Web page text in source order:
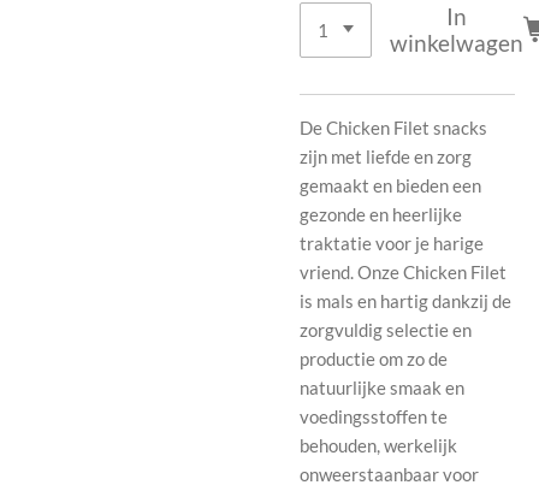
In
winkelwagen
De Chicken Filet snacks
zijn met liefde en zorg
gemaakt en bieden een
gezonde en heerlijke
traktatie voor je harige
vriend. Onze Chicken Filet
is mals en hartig dankzij de
zorgvuldig selectie en
productie om zo de
natuurlijke smaak en
voedingsstoffen te
behouden, werkelijk
onweerstaanbaar voor